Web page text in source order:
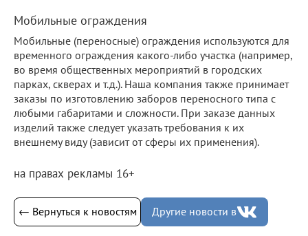
Мобильные ограждения
Мобильные (переносные) ограждения используются для
временного ограждения какого-либо участка (например,
во время общественных мероприятий в городских
парках, скверах и т.д.). Наша компания также принимает
заказы по изготовлению заборов переносного типа с
любыми габаритами и сложности. При заказе данных
изделий также следует указать требования к их
внешнему виду (зависит от сферы их применения).
на правах рекламы 16+
← Вернуться к новостям Другие новости в